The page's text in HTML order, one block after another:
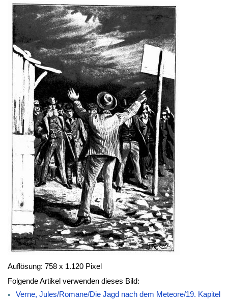
Auflösung: 758 x 1.120 Pixel
Folgende Artikel verwenden dieses Bild:
Verne, Jules/Romane/Die Jagd nach dem Meteore/19. Kapitel